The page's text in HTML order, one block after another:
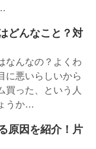
どんなこと？対
なんなの？よくわ
に悪いらしいから
買った、という人
うか…
原因を紹介！片